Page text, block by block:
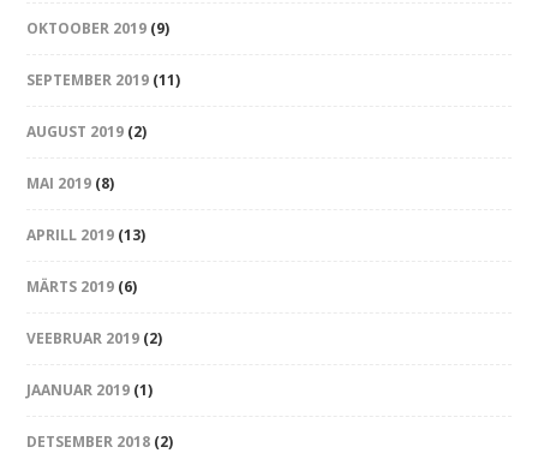
OKTOOBER 2019 (9)
SEPTEMBER 2019 (11)
AUGUST 2019 (2)
MAI 2019 (8)
APRILL 2019 (13)
MÄRTS 2019 (6)
VEEBRUAR 2019 (2)
JAANUAR 2019 (1)
DETSEMBER 2018 (2)